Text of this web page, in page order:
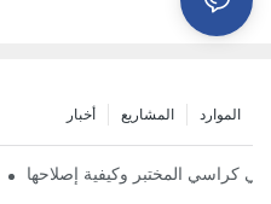
الموارد المشاريع أخبار
كراسي المختبر وكيفية إصلاحها